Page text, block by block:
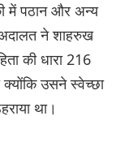
में पठान और अन्य
ने शाहरुख
की धारा 216
क्योंकि उसने स्वेच्छा
था।